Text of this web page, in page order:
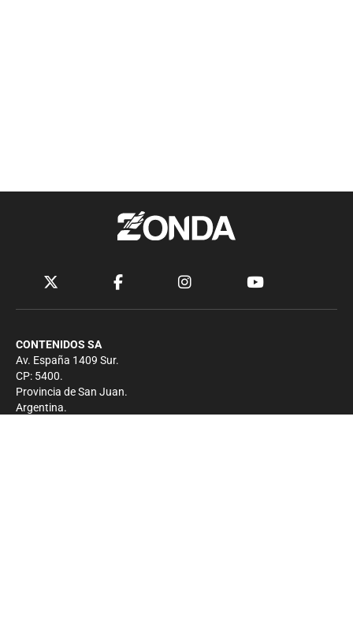
CONTENIDOS SA
Av. España 1409 Sur.
CP: 5400.
Provincia de San Juan.
Argentina.